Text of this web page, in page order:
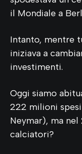
il Mondiale a
Intanto, mentre
iniziava a
investimenti.
Oggi siamo
222 milioni
Neymar), ma
calciatori?